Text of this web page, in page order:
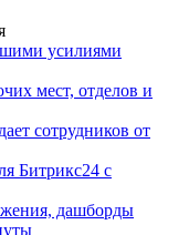
усилиями
мест, отделов и
сотрудников от
Битрикс24 с
дашборды